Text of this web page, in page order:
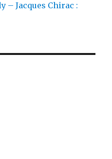
– Jacques Chirac :